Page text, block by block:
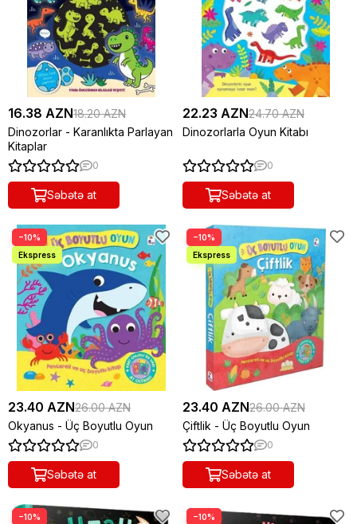
16.38 AZN18.20 AZN
Dinozorlar - Karanlıkta Parlayan
Kitaplar
0
Səbətə at
22.23 AZN24.70 AZN
Dinozorlarla Oyun Kitabı
0
Səbətə at
−10%
23.40 AZN26.00 AZN
Okyanus - Üç Boyutlu Oyun
0
Səbətə at
−10%
23.40 AZN26.00 AZN
Çiftlik - Üç Boyutlu Oyun
0
Səbətə at
−10% −10%